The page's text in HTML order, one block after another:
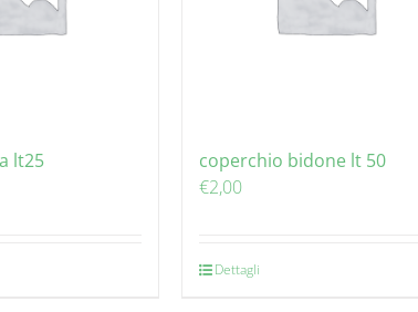
lt25
coperchio bidone lt 50
€2,00
Dettagli